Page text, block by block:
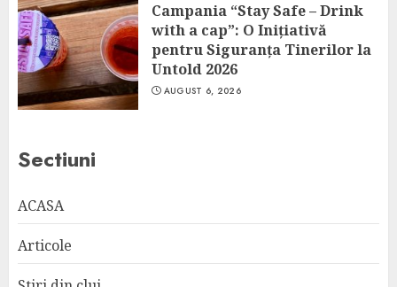
Campania “Stay Safe – Drink
with a cap”: O Inițiativă
pentru Siguranța Tinerilor la
Untold 2026
AUGUST 6, 2026
Sectiuni
ACASA
Articole